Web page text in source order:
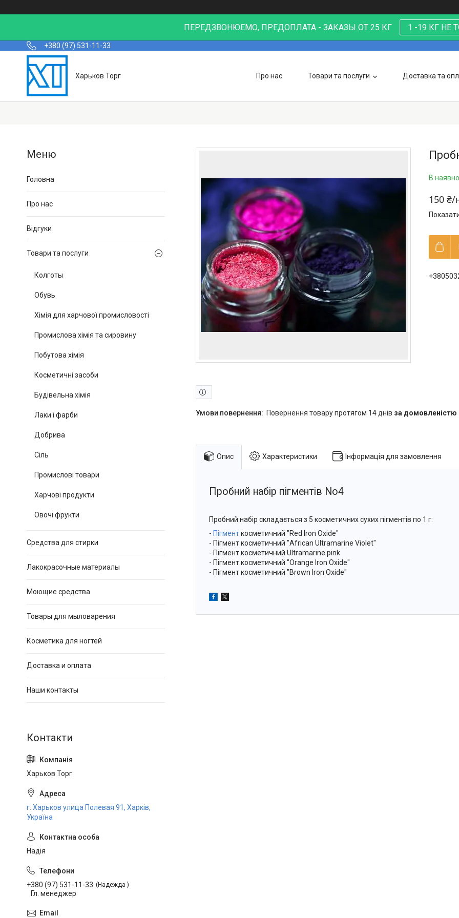
ПЕРЕДЗВОНЮЕМО, ПРЕДОПЛАТА - ЗАКАЗЫ ОТ 25 КГ 1 -19 КГ НЕ
+380 (97) 531-11-33
Харьков Торг Про нас Товари та послуги Доставка та
В
150 ₴/
повернення товару протягом 14 днів за домовленістю
Опис Характеристики Інформація для замовлення
Пробний набір пігментів No4
Пробний набір складається з 5 косметичних сухих пігментів по 1 г:
- Пігменткосметичний "Red Iron Oxide"
- Пігмент косметичний "African Ultramarine Violet"
- Пігмент косметичний Ultramarine pink
- Пігмент косметичний "Orange Iron Oxide"
- Пігмент косметичний "Brown Iron Oxide"
Головна
Про нас
Відгуки
Товари та послуги
Колготы
Обувь
Хімія для харчової промисловості
Промислова хімія та сировину
Побутова хімія
Косметичні засоби
Будівельна хімія
Лаки і фарби
Добрива
Сіль
Промислові товари
Харчові продукти
Овочі фрукти
Средства для стирки
Лакокрасочные материалы
Моющие средства
Товары для мыловарения
Косметика для ногтей
Доставка и оплата
Наши контакты
Харьков Торг
г. Харьков улица Полевая 91, Харків,
Україна
Надія
+380 (97) 531-11-33 Надежда
Гл. менеджер